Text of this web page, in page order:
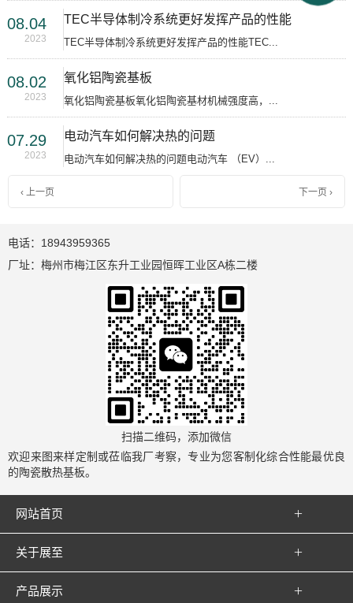
08.04
2023
TEC半导体制冷系统更好发挥产品的性能
TEC半导体制冷系统更好发挥产品的性能TEC...
08.02
2023
氧化铝陶瓷基板
氧化铝陶瓷基板氧化铝陶瓷基材机械强度高，...
07.29
2023
电动汽车如何解决热的问题
电动汽车如何解决热的问题电动汽车 （EV）...
‹ 上一页 下一页 ›
电话：18943959365
厂址：梅州市梅江区东升工业园恒晖工业区A栋二楼
扫描二维码，添加微信
欢迎来图来样定制或莅临我厂考察，专业为您客制化综合性能最优良
的陶瓷散热基板。
网站首页 
关于展至 
产品展示 